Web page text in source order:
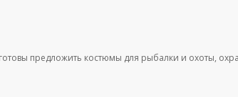
предложить костюмы для рыбалки и охоты,